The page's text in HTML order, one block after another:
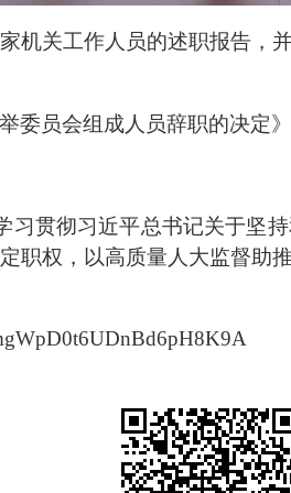
机关工作人员的述职报告，
委员会组成人员辞职的决定
习贯彻习近平总书记关于坚
职权，以高质量人大监督助